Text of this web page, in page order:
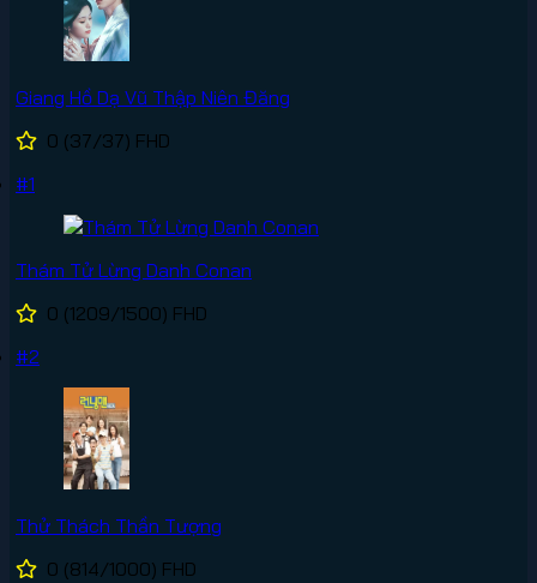
Giang Hồ Dạ Vũ Thập Niên Đăng
0 (37/37) FHD
#1
Thám Tử Lừng Danh Conan
0 (1209/1500) FHD
#2
Thử Thách Thần Tượng
0 (814/1000) FHD